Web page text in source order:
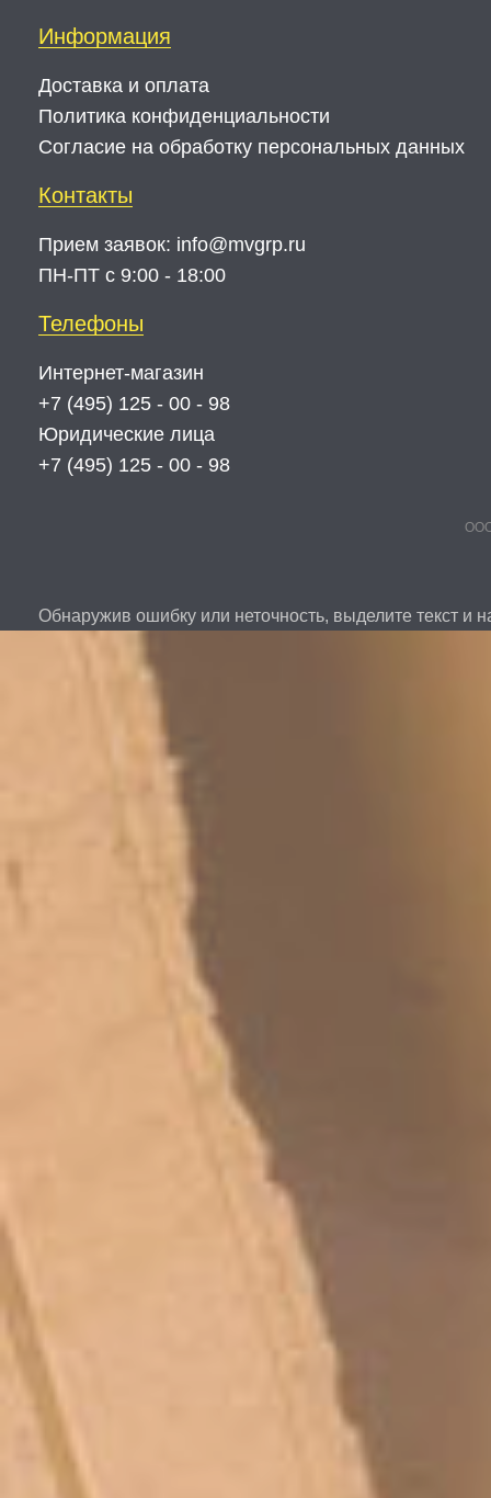
Информация
Доставка и оплата
Политика конфиденциальности
Согласие на обработку персональных данных
Контакты
Прием заявок: info@mvgrp.ru
ПН-ПТ с 9:00 - 18:00
Телефоны
Интернет-магазин
+7 (495) 125 - 00 - 98
Юридические лица
+7 (495) 125 - 00 - 98
ООО
Обнаружив ошибку или неточность, выделите текст и